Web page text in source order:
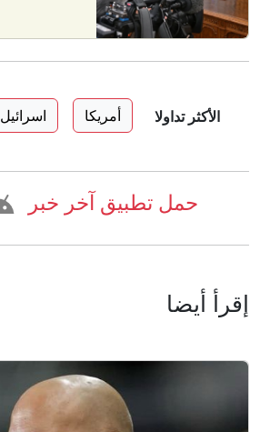
الأكثر تداولا أمريكا اسرائيل
حمل تطبيق آخر خبر
إقرأ أيضا